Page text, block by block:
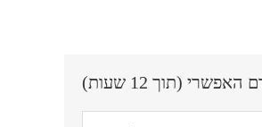
(תוך 12 שעות)